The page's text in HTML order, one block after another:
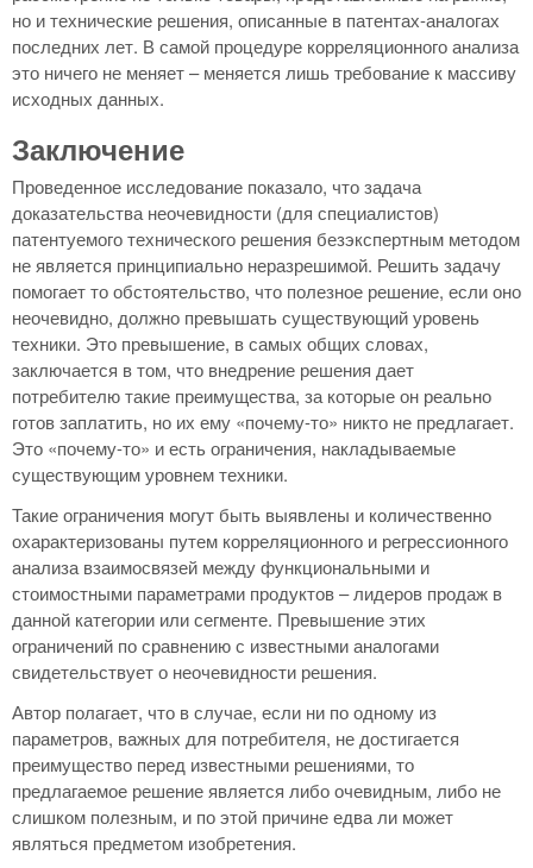
но и технические решения, описанные в патентах-аналогах
последних лет. В самой процедуре корреляционного анализа
это ничего не меняет – меняется лишь требование к массиву
исходных данных.
Заключение
Проведенное исследование показало, что задача
доказательства неочевидности (для специалистов)
патентуемого технического решения безэкспертным методом
не является принципиально неразрешимой. Решить задачу
помогает то обстоятельство, что полезное решение, если оно
неочевидно, должно превышать существующий уровень
техники. Это превышение, в самых общих словах,
заключается в том, что внедрение решения дает
потребителю такие преимущества, за которые он реально
готов заплатить, но их ему «почему-то» никто не предлагает.
Это «почему-то» и есть ограничения, накладываемые
существующим уровнем техники.
Такие ограничения могут быть выявлены и количественно
охарактеризованы путем корреляционного и регрессионного
анализа взаимосвязей между функциональными и
стоимостными параметрами продуктов – лидеров продаж в
данной категории или сегменте. Превышение этих
ограничений по сравнению с известными аналогами
свидетельствует о неочевидности решения.
Автор полагает, что в случае, если ни по одному из
параметров, важных для потребителя, не достигается
преимущество перед известными решениями, то
предлагаемое решение является либо очевидным, либо не
слишком полезным, и по этой причине едва ли может
являться предметом изобретения.